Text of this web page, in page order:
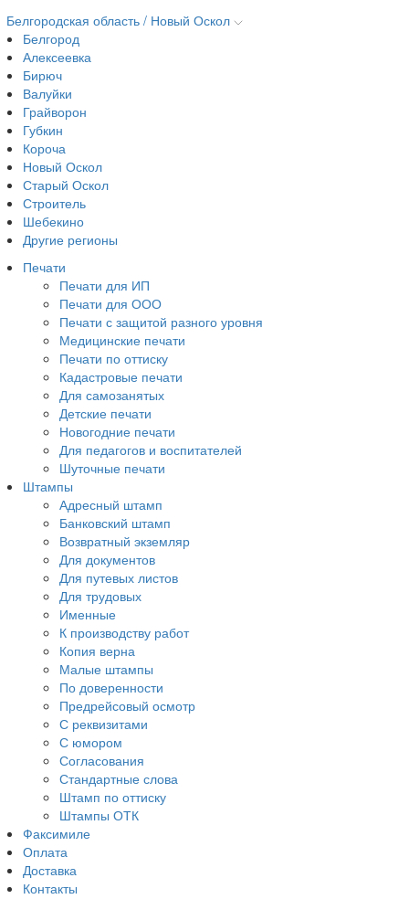
Белгородская область / Новый Оскол
Белгород
Алексеевка
Бирюч
Валуйки
Грайворон
Губкин
Короча
Новый Оскол
Старый Оскол
Строитель
Шебекино
Другие регионы
Печати
Печати для ИП
Печати для ООО
Печати с защитой разного уровня
Медицинские печати
Печати по оттиску
Кадастровые печати
Для самозанятых
Детские печати
Новогодние печати
Для педагогов и воспитателей
Шуточные печати
Штампы
Адресный штамп
Банковский штамп
Возвратный экземляр
Для документов
Для путевых листов
Для трудовых
Именные
К производству работ
Копия верна
Малые штампы
По доверенности
Предрейсовый осмотр
С реквизитами
С юмором
Согласования
Стандартные слова
Штамп по оттиску
Штампы ОТК
Факсимиле
Оплата
Доставка
Контакты